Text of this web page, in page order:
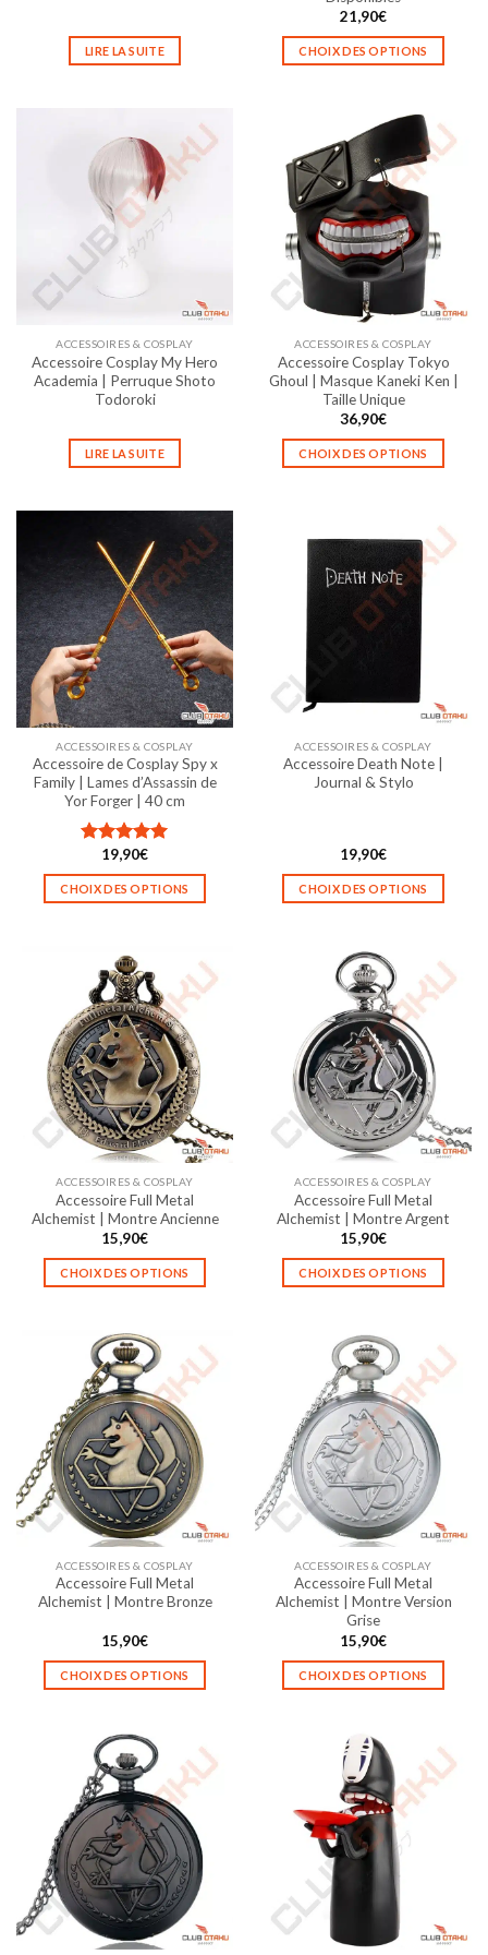
LIRE LA SUITE
21,90€
CHOIX DES OPTIONS
plusieurs
variations.
Les
options
peuvent
être
choisies
sur
la
page
du
produit
ACCESSOIRES & COSPLAY
Accessoire Cosplay My Hero
Academia | Perruque Shoto
Todoroki
LIRE LA SUITE
ACCESSOIRES & COSPLAY
Accessoire Cosplay Tokyo
Ghoul | Masque Kaneki Ken |
Taille Unique
36,90€
CHOIX DES OPTIONS
plusieurs
variations.
Les
options
sur
page
du
ACCESSOIRES & COSPLAY
Accessoire de Cosplay Spy x
Family | Lames d’Assassin de
Yor Forger | 40 cm
Note5.00
sur 5
19,90€
CHOIX DES OPTIONS
a
plusieurs
variations.
Les
options
peuvent
être
choisies
sur
la
page
du
produit
ACCESSOIRES & COSPLAY
Accessoire Death Note |
Journal & Stylo
19,90€
CHOIX DES OPTIONS
a
plusieurs
variations.
Les
options
peuvent
être
choisies
sur
la
page
du
produit
ACCESSOIRES & COSPLAY
Accessoire Full Metal
Alchemist | Montre Ancienne
15,90€
CHOIX DES OPTIONS
a
plusieurs
variations.
Les
options
peuvent
être
choisies
sur
la
page
du
ACCESSOIRES & COSPLAY
Accessoire Full Metal
Alchemist | Montre Argent
15,90€
CHOIX DES OPTIONS
a
plusieurs
variations.
Les
options
peuvent
être
choisies
sur
la
page
du
produit
ACCESSOIRES & COSPLAY
Accessoire Full Metal
Alchemist | Montre Bronze
15,90€
CHOIX DES OPTIONS
a
plusieurs
variations.
Les
options
peuvent
être
choisies
la
ACCESSOIRES & COSPLAY
Accessoire Full Metal
Alchemist | Montre Version
Grise
15,90€
CHOIX DES OPTIONS
a
plusieurs
variations.
Les
options
peuvent
choisies
la